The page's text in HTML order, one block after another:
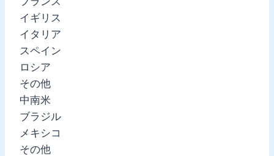
イギリス
イタリア
スペイン
ロシア
その他
中南米
ブラジル
メキシコ
その他